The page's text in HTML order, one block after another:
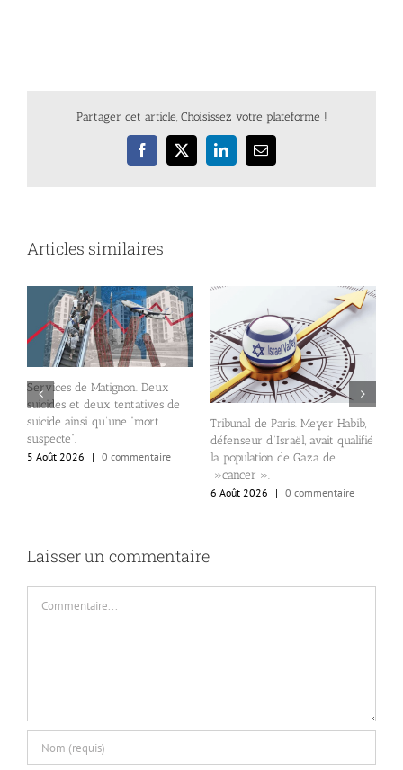
Partager cet article, Choisissez votre plateforme !
Facebook
X LinkedInEmail
Articles similaires
Services de Matignon. Deux
suicides et deux tentatives de
suicide ainsi qu’une “mort
suspecte”.
5 Août 2026
| 0 commentaire
Tribunal de Paris. Meyer Habib,
défenseur d’Israël, avait qualifié
la population de Gaza de
»cancer ».
6 Août 2026
| 0 commentaire
Laisser un commentaire